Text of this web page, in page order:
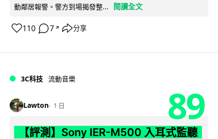
動鄰居報警。警方到場揭發整...
閱讀全文
110 7 ↗ 分享
3C科技 流動音樂
Lawton 1 日 89
【評測】Sony IER-M500 入耳式監聽